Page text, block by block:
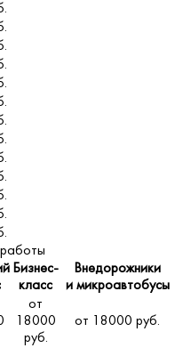
Бизнес-
класс
Внедорожники
и микроавтобусы
от
18000
руб.
от 18000 руб.